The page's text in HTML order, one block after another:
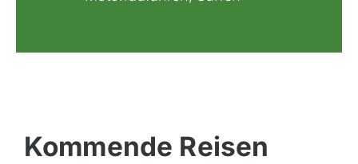
Kommende Reisen